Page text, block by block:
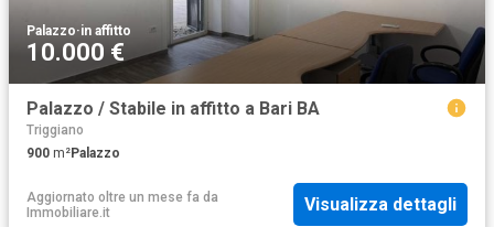
Palazzo·in affitto
10.000 €
Palazzo / Stabile in affitto a Bari BA
Triggiano
900 m²Palazzo
Aggiornato oltre un mese fa da
Immobiliare.it
Visualizza dettagli